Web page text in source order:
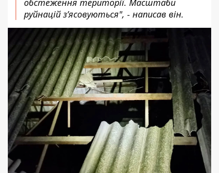
обстеження території. Масштаби
руйнацій з’ясовуються", - написав він.